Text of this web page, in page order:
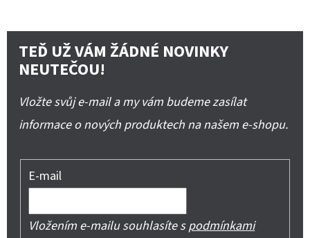
TEĎ UŽ VÁM ŽÁDNÉ NOVINKY
NEUTEČOU!
Vložte svůj e-mail a my vám budeme zasílat
informace o nových produktech na našem e-shopu.
E-mail
Vložením e-mailu souhlasíte spodmínkami